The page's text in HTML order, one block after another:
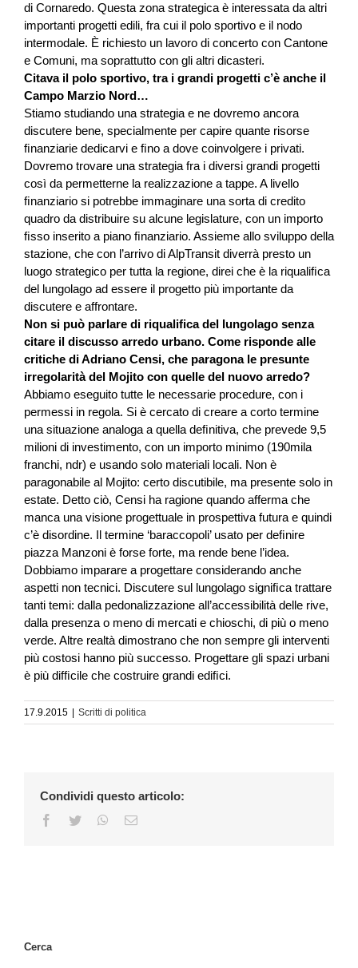
di Cornaredo. Questa zona strategica è interessata da altri
importanti progetti edili, fra cui il polo sportivo e il nodo
intermodale. È richiesto un lavoro di concerto con Cantone
e Comuni, ma soprattutto con gli altri dicasteri.
Citava il polo sportivo, tra i grandi progetti c’è anche il
Campo Marzio Nord…
Stiamo studiando una strategia e ne dovremo ancora
discutere bene, specialmente per capire quante risorse
ﬁnanziarie dedicarvi e ﬁno a dove coinvolgere i privati.
Dovremo trovare una strategia fra i diversi grandi progetti
così da permetterne la realizzazione a tappe. A livello
ﬁnanziario si potrebbe immaginare una sorta di credito
quadro da distribuire su alcune legislature, con un importo
ﬁsso inserito a piano ﬁnanziario. Assieme allo sviluppo della
stazione, che con l’arrivo di AlpTransit diverrà presto un
luogo strategico per tutta la regione, direi che è la riqualiﬁca
del lungolago ad essere il progetto più importante da
discutere e affrontare.
Non si può parlare di riqualiﬁca del lungolago senza
citare il discusso arredo urbano. Come risponde alle
critiche di Adriano Censi, che paragona le presunte
irregolarità del Mojito con quelle del nuovo arredo?
Abbiamo eseguito tutte le necessarie procedure, con i
permessi in regola. Si è cercato di creare a corto termine
una situazione analoga a quella deﬁnitiva, che prevede 9,5
milioni di investimento, con un importo minimo (190mila
franchi, ndr) e usando solo materiali locali. Non è
paragonabile al Mojito: certo discutibile, ma presente solo in
estate. Detto ciò, Censi ha ragione quando afferma che
manca una visione progettuale in prospettiva futura e quindi
c’è disordine. Il termine ‘baraccopoli’ usato per deﬁnire
piazza Manzoni è forse forte, ma rende bene l’idea.
Dobbiamo imparare a progettare considerando anche
aspetti non tecnici. Discutere sul lungolago signiﬁca trattare
tanti temi: dalla pedonalizzazione all’accessibilità delle rive,
dalla presenza o meno di mercati e chioschi, di più o meno
verde. Altre realtà dimostrano che non sempre gli interventi
più costosi hanno più successo. Progettare gli spazi urbani
è più difﬁcile che costruire grandi ediﬁci.
17.9.2015 Scritti di politica
Condividi questo articolo:
Facebook
Twitter WhatsApp
Email
Cerca